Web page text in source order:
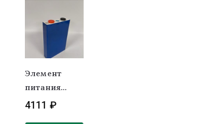
Элемент
питания
LiFePO4 3,2v
4111 ₽